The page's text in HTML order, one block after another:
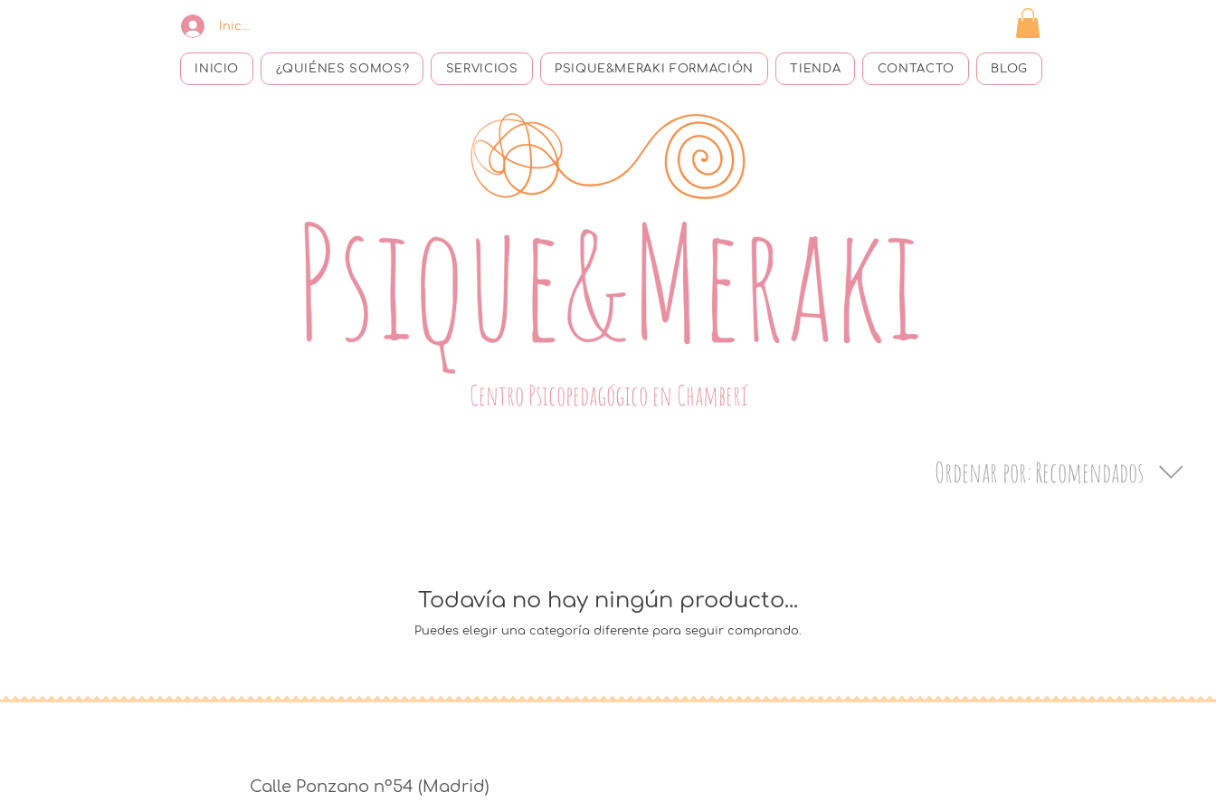
Iniciar sesión
INICIO ¿QUIÉNES SOMOS? SERVICIOS PSIQUE&MERAKI FORMACIÓN TIENDA CONTACTO BLOG
Centro Psicopedagógico en Chamberí
Ordenar por:Recomendados
Todavía no hay ningún producto...
Puedes elegir una categoría diferente para seguir comprando.
Calle Ponzano nº54 (Madrid)